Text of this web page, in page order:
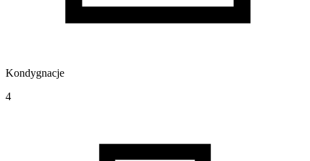
Kondygnacje
4